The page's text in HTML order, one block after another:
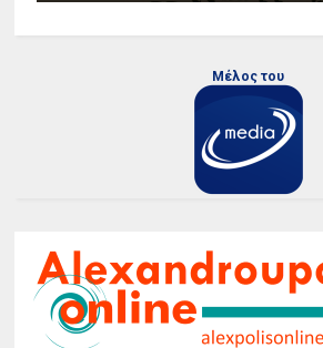
Μέλος του